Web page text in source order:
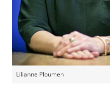
Lilianne Ploumen